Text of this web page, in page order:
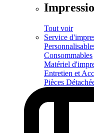
Tout voir
Service
Consommables
Matériel
Entretien et
Pièces